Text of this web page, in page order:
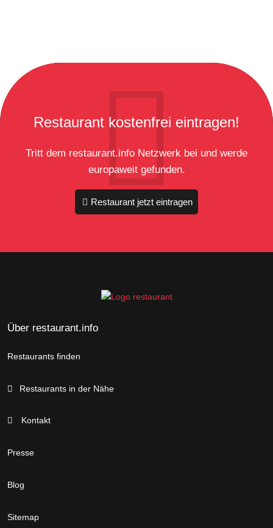
Restaurant kostenfrei eintragen!
Tritt dem restaurant.info Netzwerk bei und werde
europaweit gefunden.
Restaurant jetzt eintragen
Über restaurant.info
Restaurants finden
Restaurants in der Nähe
Kontakt
Presse
Blog
Sitemap